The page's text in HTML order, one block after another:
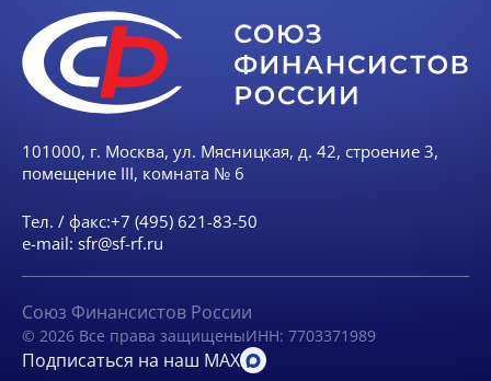
101000, г. Москва, ул. Мясницкая, д. 42, строение 3,
помещение III, комната № 6
Тел. / факс:+7 (495) 621-83-50
e-mail: sfr@sf-rf.ru
Союз Финансистов России
© 2026 Все права защищеныИНН: 7703371989
Подписаться на наш MAX